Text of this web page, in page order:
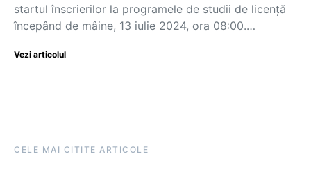
startul înscrierilor la programele de studii de licență
începând de mâine, 13 iulie 2024, ora 08:00.…
Vezi articolul
CELE MAI CITITE ARTICOLE